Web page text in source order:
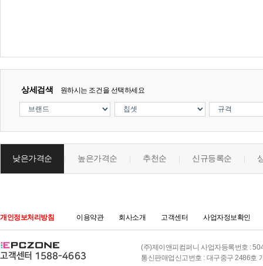
상세검색 원하시는 조건을 선택하세요
낮은가격순 높은가격순 추천순 신규등록순
개인정보처리방침 이용약관 회사소개 고객센터 사업자정보확인
(주)제이앤피컴퍼니 사업자등록번호 :
통신판매업신고번호 : 대구중구 2486호